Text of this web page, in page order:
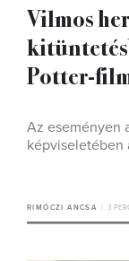
Vilmos
Potter-
Az eseményen
képviseletében
RIMÓCZI ANCSA 3